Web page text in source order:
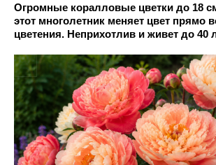
Огромные коралловые цветки до 18
этот многолетник меняет цвет прямо
цветения. Неприхотлив и живет до 40